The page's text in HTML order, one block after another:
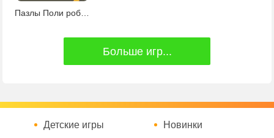
Пазлы Поли робокар
Больше игр...
Детские игры
Новинки